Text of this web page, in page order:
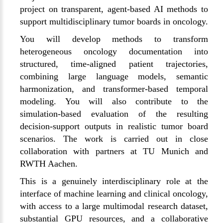
project on transparent, agent-based AI methods to
support multidisciplinary tumor boards in oncology.
You will develop methods to transform
heterogeneous oncology documentation into
structured, time-aligned patient trajectories,
combining large language models, semantic
harmonization, and transformer-based temporal
modeling. You will also contribute to the
simulation-based evaluation of the resulting
decision-support outputs in realistic tumor board
scenarios. The work is carried out in close
collaboration with partners at TU Munich and
RWTH Aachen.
This is a genuinely interdisciplinary role at the
interface of machine learning and clinical oncology,
with access to a large multimodal research dataset,
substantial GPU resources, and a collaborative